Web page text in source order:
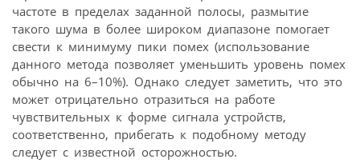
частоте в пределах заданной полосы, размытие
такого шума в более широком диапазоне помогает
свести к минимуму пики помех (использование
данного метода позволяет уменьшить уровень помех
обычно на 6–10%). Однако следует заметить, что это
может отрицательно отразиться на работе
чувствительных к форме сигнала устройств,
соответственно, прибегать к подобному методу
следует с известной осторожностью.